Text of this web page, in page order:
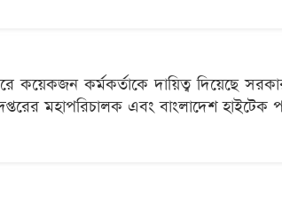
কয়েকজন কর্মকর্তাকে দায়িত্ব দিয়েছে
মহাপরিচালক এবং বাংলাদেশ হাইটেক